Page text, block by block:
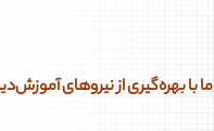
ما با بهره‌گیری از نیروهای